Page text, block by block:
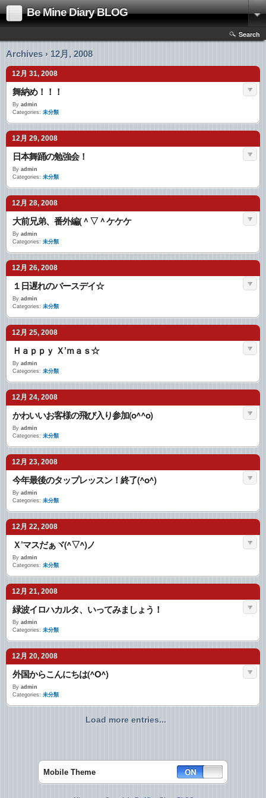
Be Mine Diary BLOG
Search
Archives › 12月, 2008
12月 31, 2008
舞納め！！！
By admin
Categories: 未分類
12月 29, 2008
日本舞踊の勉強会！
By admin
Categories: 未分類
12月 28, 2008
大前兄弟、番外編(＾▽＾ケケケ
By admin
Categories: 未分類
12月 26, 2008
１日遅れのバースデイ☆
By admin
Categories: 未分類
12月 25, 2008
Ｈａｐｐｙ Ｘ’ｍａｓ☆
By admin
Categories: 未分類
12月 24, 2008
かわいいお客様の飛び入り参加(o^^o)
By admin
Categories: 未分類
12月 23, 2008
今年最後のタップレッスン！終了(^o^)
By admin
Categories: 未分類
12月 22, 2008
Ｘ’マスだぁヾ(^▽^)ノ
By admin
Categories: 未分類
12月 21, 2008
緑波イロハカルタ、いってみましょう！
By admin
Categories: 未分類
12月 20, 2008
外国からこんにちは(^O^)
By admin
Categories: 未分類
Load more entries...
Mobile Theme